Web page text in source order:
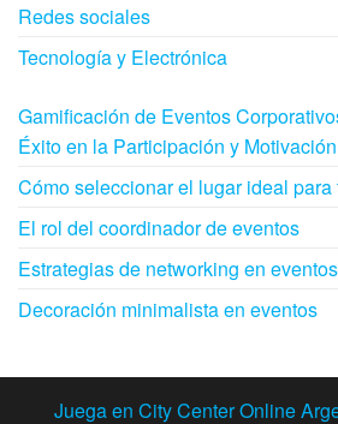
Redes sociales
Tecnología y Electrónica
Gamificación de Eventos
Éxito en la Participación y Motivación
Cómo seleccionar el lugar ideal
El rol del coordinador de eventos
Estrategias de networking en
Decoración minimalista en eventos
Juega en City Center Online